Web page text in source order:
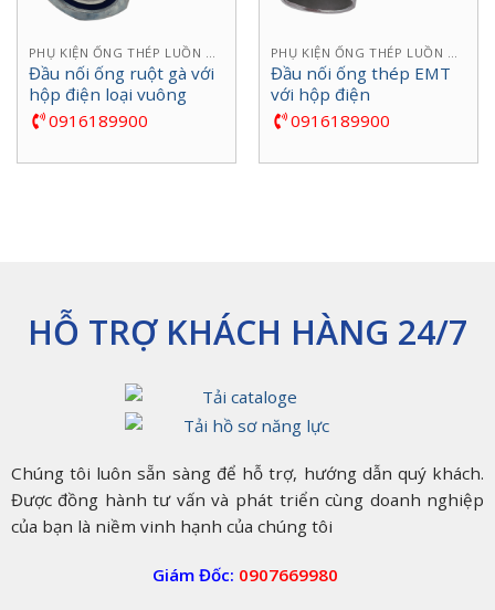
Đầu nối ống ruột gà với
hộp điện loại vuông
0916189900
Đầu nối ống thép EMT
với hộp điện
0916189900
HỖ TRỢ KHÁCH HÀNG 24/7
Chúng tôi luôn sẵn sàng để hỗ trợ, hướng dẫn quý khách.
Được đồng hành tư vấn và phát triển cùng doanh nghiệp
của bạn là niềm vinh hạnh của chúng tôi
Giám Đốc: 0907669980